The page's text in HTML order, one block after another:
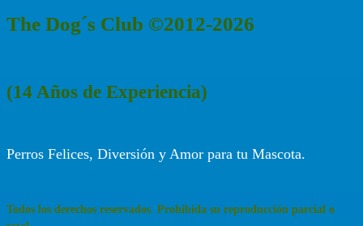
The Dog´s Club ©2012-2026
(14 Años de Experiencia)
Perros Felices, Diversión y Amor para tu Mascota.
Todos los derechos reservados. Prohibida su reproducción parcial o